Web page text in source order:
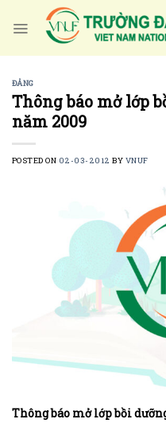
ĐẢNG
Thông báo mở lớp
năm 2009
POSTED ON 02-03-2012 BY VNUF
Thông báo mở lớp bồi